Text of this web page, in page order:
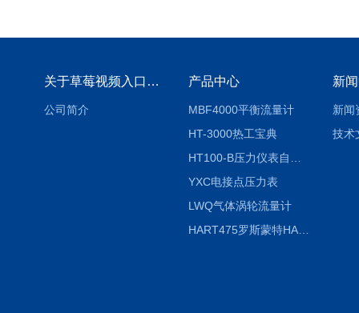
关于草莓视频入口免费下载
公司简介
产品中心
MBF4000平衡流量计
HT-3000热工宝典
YXC电接点压力表
LWQ气体涡轮流量计
HART475罗斯蒙特HART475手操器
新
新闻
技术